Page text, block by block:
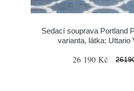
Sedací souprava Portland
varianta, látka: Uttario
26 190 Kč